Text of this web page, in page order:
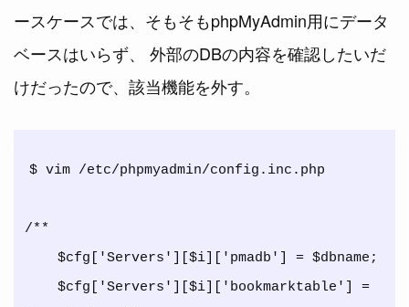
ースケースでは、そもそもphpMyAdmin用にデータ
ベースはいらず、 外部のDBの内容を確認したいだ
けだったので、該当機能を外す。
$ vim /etc/phpmyadmin/config.inc.php
/**